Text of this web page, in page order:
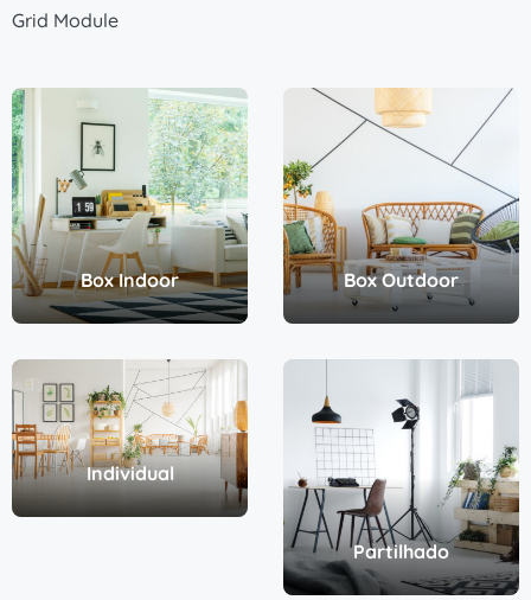
Grid Module
Box Indoor Box Outdoor
Individual
Partilhado